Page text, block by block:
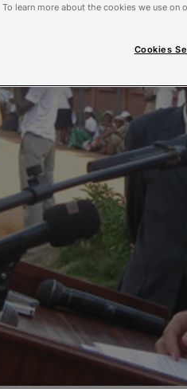
To learn more about the cookies we use on
Cookies